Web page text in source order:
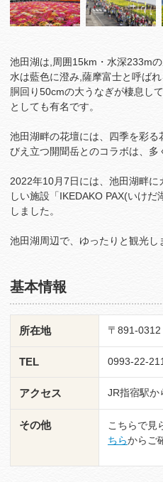
池田湖は,周囲15km・水深233m
水は藍色に澄み,薩摩富士と呼ば
胴回り50cmの大うなぎが棲息し
としても有名です。
池田湖畔の花壇には、四季を彩
びえ立つ開聞岳とのコラボは、多
2022年10月7日には、池田湖畔
しい施設「IKEDAKO PAX(いけ
しました。
池田湖周辺で、ゆったりと観光し
基本情報
所在地 〒891-0312
TEL 0993-22-
アクセス JR指宿駅か
その他 こちらで見
ちらからご